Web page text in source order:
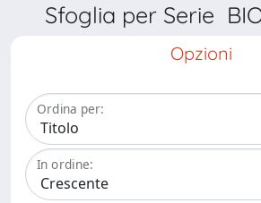
Sfoglia per Serie
Opzioni
Ordina per:
In ordine: